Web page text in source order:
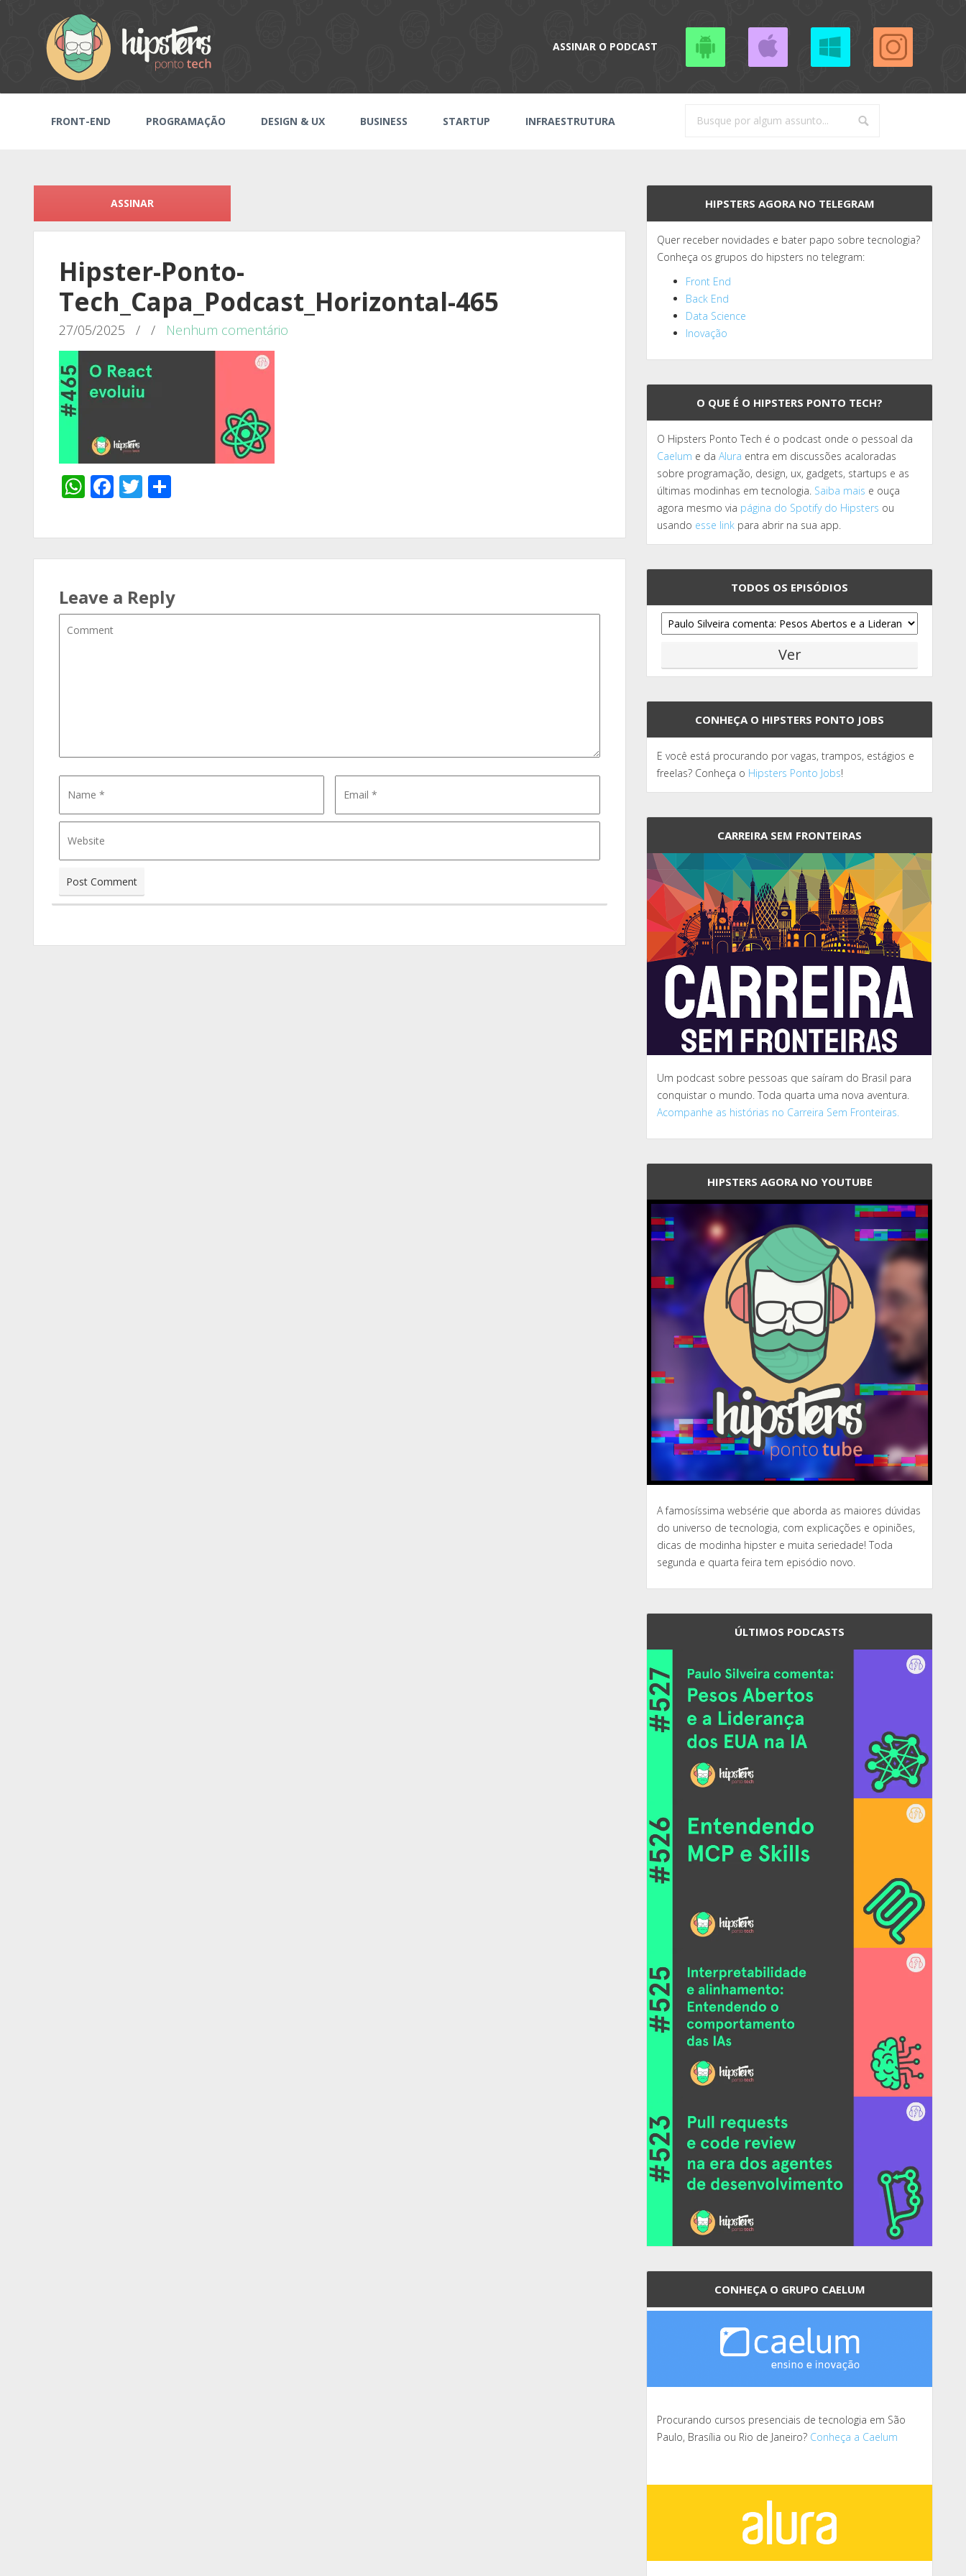
ASSINAR O PODCAST
FRONT-END PROGRAMAÇÃO DESIGN & UX BUSINESS STARTUP INFRAESTRUTURA
ASSINAR
Hipster-Ponto-
Tech_Capa_Podcast_Horizontal-465
27/05/2025 / / Nenhum comentário
WhatsApp
Facebook
Twitter
Leave a Reply
HIPSTERS AGORA NO TELEGRAM
Quer receber novidades e bater papo sobre tecnologia?
Conheça os grupos do hipsters no telegram:
Front End
Back End
Data Science
Inovação
O QUE É O HIPSTERS PONTO TECH?
O Hipsters Ponto Tech é o podcast onde o pessoal da
Caelum e daAlura entra em discussões acaloradas
sobre programação, design, ux, gadgets, startups e as
últimas modinhas em tecnologia. Saiba mais e ouça
agora mesmo via página do Spotify do Hipsters ou
usando esse link para abrir na sua app.
TODOS OS EPISÓDIOS
CONHEÇA O HIPSTERS PONTO JOBS
E você está procurando por vagas, trampos, estágios e
freelas? Conheça o Hipsters Ponto Jobs!
CARREIRA SEM FRONTEIRAS
Um podcast sobre pessoas que saíram do Brasil para
conquistar o mundo. Toda quarta uma nova aventura.
Acompanhe as histórias no Carreira Sem Fronteiras.
HIPSTERS AGORA NO YOUTUBE
A famosíssima websérie que aborda as maiores dúvidas
do universo de tecnologia, com explicações e opiniões,
dicas de modinha hipster e muita seriedade! Toda
segunda e quarta feira tem episódio novo.
ÚLTIMOS PODCASTS
CONHEÇA O GRUPO CAELUM
Procurando cursos presenciais de tecnologia em São
Paulo, Brasília ou Rio de Janeiro? Conheça a Caelum